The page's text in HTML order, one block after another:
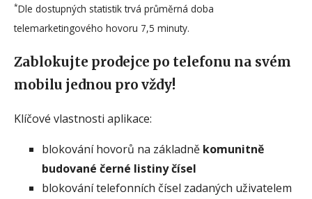
*Dle dostupných statistik trvá průměrná doba
telemarketingového hovoru 7,5 minuty.
Zablokujte prodejce po telefonu na svém
mobilu jednou pro vždy!
Klíčové vlastnosti aplikace:
blokování hovorů na základně komunitně
budované černé listiny čísel
blokování telefonních čísel zadaných uživatelem